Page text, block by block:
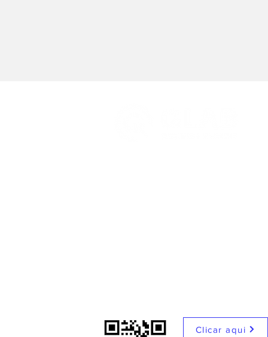
Clicar aqui